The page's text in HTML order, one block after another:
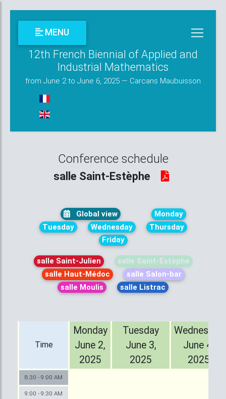
MENU
12th French Biennial of Applied and
Industrial Mathematics
from June 2 to June 6, 2025 — Carcans Maubuisson
Conference schedule
salle Saint-Estèphe
Global view
Monday
Tuesday
Wednesday
Thursday
Friday
salle Saint-Julien
salle Saint-Estèphe
salle Haut-Médoc
salle Salon-bar
salle Moulis
salle Listrac
Time
Monday
June 2,
2025
Tuesday
June 3,
2025
Wednesday
June 4,
2025
8:30 - 9:00 AM
9:00 - 9:30 AM